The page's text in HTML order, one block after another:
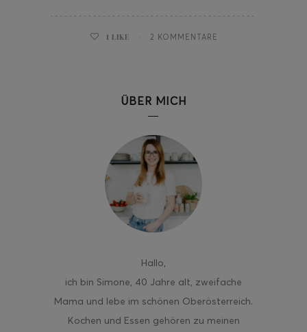
1 LIKE 2 KOMMENTARE
ÜBER MICH
Hallo,
ich bin Simone, 40 Jahre alt, zweifache
Mama und lebe im schönen Oberösterreich.
Kochen und Essen gehören zu meinen